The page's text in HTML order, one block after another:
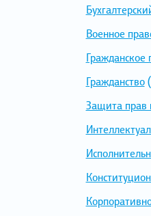
Военное
Гражданское
Гражданство
Защита прав